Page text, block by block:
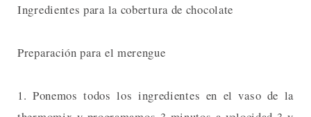
Ingredientes para la cobertura de chocolate
Preparación para el merengue
1. Ponemos todos los ingredientes en el vaso de la